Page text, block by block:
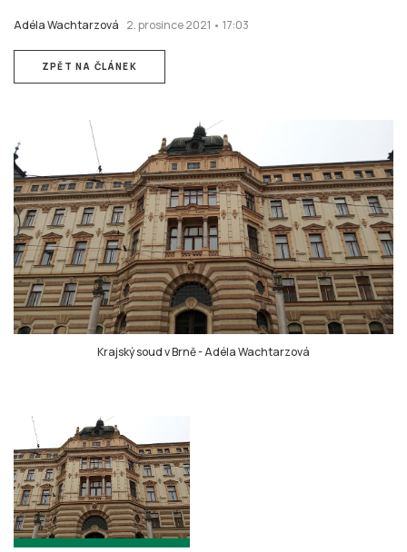
Adéla Wachtarzová 2. prosince 2021 • 17:03
ZPĚT NA ČLÁNEK
Krajský soud v Brně-Adéla Wachtarzová